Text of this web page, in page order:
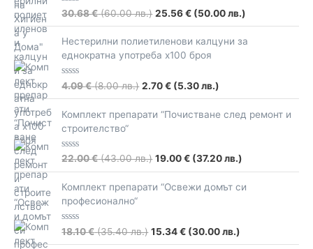
R
t
e
d
0
o
u
t
f
5
30.68€ (60.00 лв.) 25.56€ (50.00 лв.)
Нестерилни полиетиленови калцуни за
еднократна употреба х100 броя
R
e
d
0
u
t
f
5
4.09€ (8.00 лв.) 2.70€ (5.30 лв.)
Комплект препарати “Почистване след ремонт и
строителство“
R
t
e
d
0
o
u
t
22.00€ (43.00 лв.) 19.00€ (37.20 лв.)
Комплект препарати “Освежи домът си
професионално“
R
18.10€ (35.40 лв.) 15.34€ (30.00 лв.)